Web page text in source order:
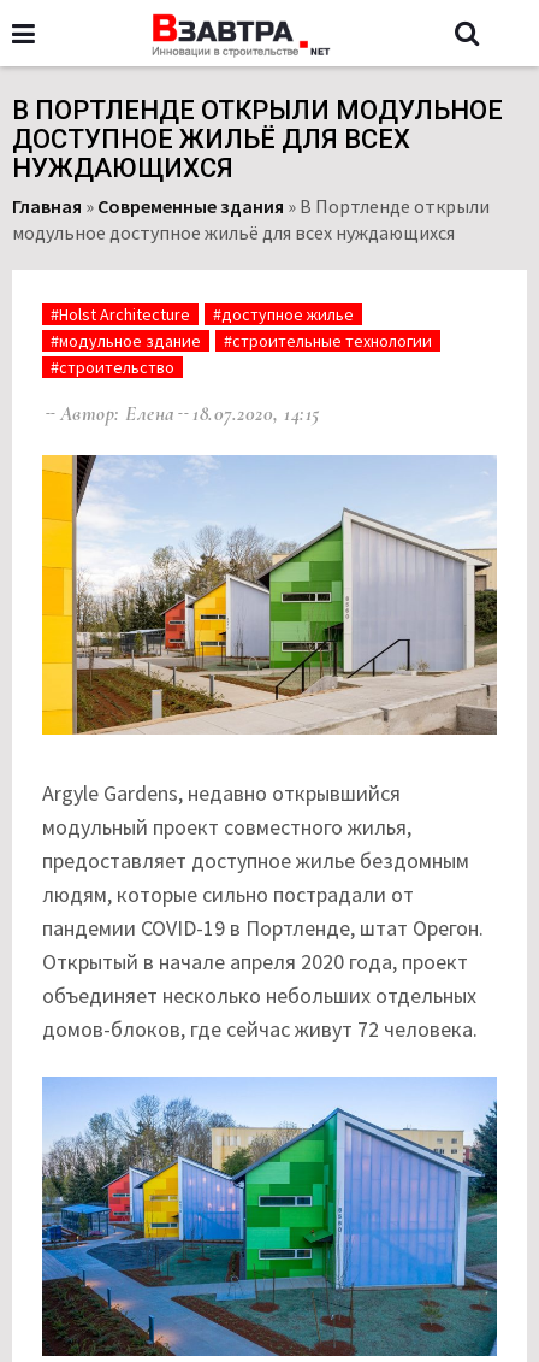
В ПОРТЛЕНДЕ ОТКРЫЛИ МОДУЛЬНОЕ
ДОСТУПНОЕ ЖИЛЬЁ ДЛЯ ВСЕХ
НУЖДАЮЩИХСЯ
Главная » Современные здания » В Портленде открыли
модульное доступное жильё для всех нуждающихся
#Holst Architecture
#доступное жилье
#модульное здание
#строительные технологии
#строительство
Автор: Елена 18.07.2020, 14:15
Argyle Gardens, недавно открывшийся
модульный проект совместного жилья,
предоставляет доступное жилье бездомным
людям, которые сильно пострадали от
пандемии COVID-19 в Портленде, штат Орегон.
Открытый в начале апреля 2020 года, проект
объединяет несколько небольших отдельных
домов-блоков, где сейчас живут 72 человека.